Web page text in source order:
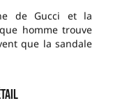
de Gucci et la
homme trouve
que la sandale